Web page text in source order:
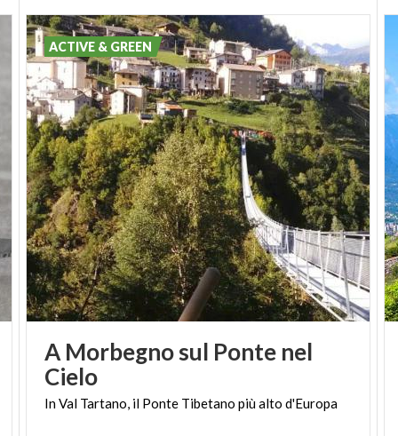
A Morbegno sul Ponte nel
Cielo
InVal Tartano, il Ponte Tibetano piùalto d'Europa
ACTIVE & GREEN